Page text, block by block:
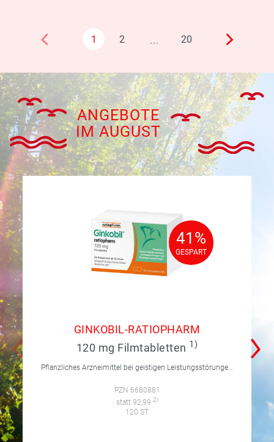
1 2 … 20
ANGEBOTE
IM AUGUST
41%
GESPART
41%
GESPART
GINKOBIL-RATIOPHARM
120 mg Filmtabletten 1)
Pflanzliches Arzneimittel bei geistigen Leistungsstörungen und Durchblutungsstörungen.
PZN 6680881
statt 92,99 2)
120 ST